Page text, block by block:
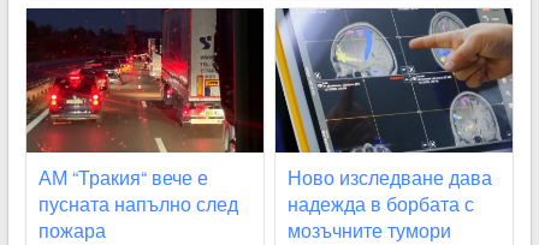
АМ “Тракия“ вече е
пусната напълно след
пожара
Ново изследване дава
надежда в борбата с
мозъчните тумори